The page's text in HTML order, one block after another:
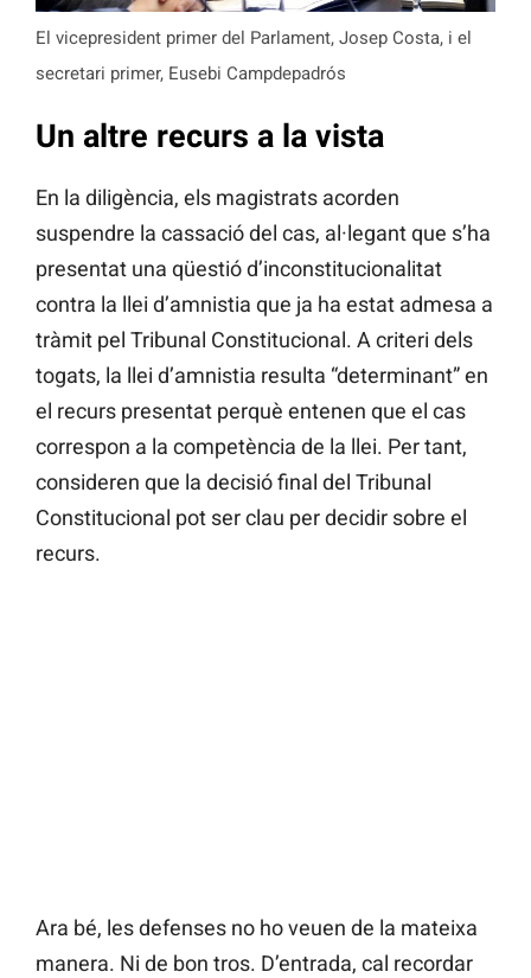
El vicepresident primer del Parlament, Josep Costa, i el
secretari primer, Eusebi Campdepadrós
Un altre recurs a la vista
En la diligència, els magistrats acorden
suspendre la cassació del cas, al·legant que s’ha
presentat una qüestió d’inconstitucionalitat
contra la llei d’amnistia que ja ha estat admesa a
tràmit pel Tribunal Constitucional. A criteri dels
togats, la llei d’amnistia resulta “determinant” en
el recurs presentat perquè entenen que el cas
correspon a la competència de la llei. Per tant,
consideren que la decisió final del Tribunal
Constitucional pot ser clau per decidir sobre el
recurs.
Ara bé, les defenses no ho veuen de la mateixa
manera. Ni de bon tros. D’entrada, cal recordar